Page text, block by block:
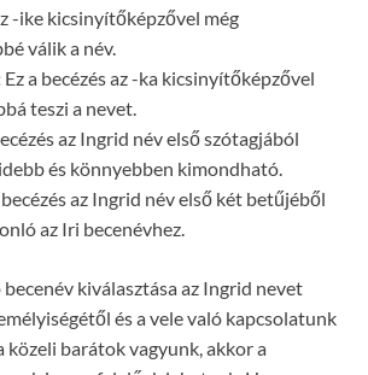
-ike kicsinyítőképzővel még
válik a név.
Ez a becézés az -ka kicsinyítőképzővel
teszi a nevet.
az Ingrid név első szótagjából
és könnyebben kimondható.
becézés az Ingrid név első két betűjéből
az Iri becenévhez.
kiválasztása az Ingrid nevet
és a vele való kapcsolatunk
közeli barátok vagyunk, akkor a